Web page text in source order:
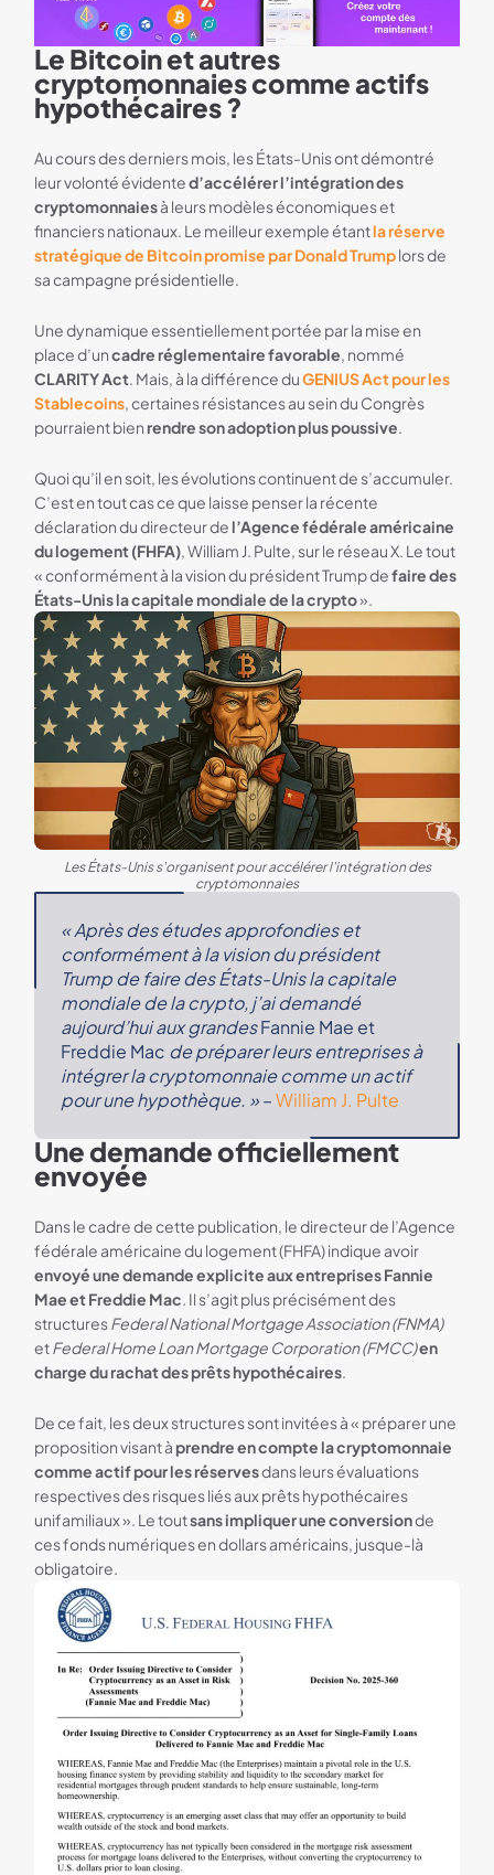
Bannière Feel Mining
Le Bitcoin et autres
cryptomonnaies comme actifs
hypothécaires ?
Au cours des derniers mois, les États-Unis ont démontré
leur volonté évidented’accélérer l’intégration des
cryptomonnaiesà leurs modèles économiques et
financiers nationaux. Le meilleur exemple étantla réserve
stratégique de Bitcoin promise par Donald Trumplors de
sa campagne présidentielle.
Une dynamique essentiellement portée par la mise en
place d’uncadre réglementaire favorable , nommé
CLARITY Act . Mais, à la différence duGENIUS Act pour les
Stablecoins , certaines résistances au sein du Congrès
pourraient bien rendre son adoption plus poussive
Quoi qu’il en soit, les évolutions continuent de s’accumuler.
C’est en tout cas ce que laisse penser la récente
déclaration du directeur de l’Agence fédérale américaine
du logement (FHFA) , William J. Pulte, sur le réseau X. Le tout
« conformément à la vision du président Trump defaire des
États-Unis la capitale mondiale de la crypto».
Les États-Unis s'organisent pour accélérer l'intégration des
cryptomonnaies
« Après des études approfondies et
conformément à la vision du président
Trump de faire des États-Unis la capitale
mondiale de la crypto, j’ai demandé
aujourd’hui aux grandesFannie Mae et
Freddie Mac de préparer leurs entreprises à
intégrer la cryptomonnaie comme un actif
pour une hypothèque. »–William J. Pulte
Une demande officiellement
envoyée
Dans le cadre de cette publication, le directeur de l’Agence
fédérale américaine du logement (FHFA) indique avoir
envoyé une demande explicite aux entreprises Fannie
Mae et Freddie Mac. Il s’agit plus précisément des
structuresFederal National Mortgage Association (FNMA)
etFederal Home Loan Mortgage Corporation (FMCC)en
charge du rachat des prêts hypothécaires.
De ce fait, les deux structures sont invitées à « préparer une
proposition visant à prendre en compte la cryptomonnaie
comme actif pour les réservesdans leurs évaluations
respectives des risques liés aux prêts hypothécaires
unifamiliaux ». Le toutsans impliquer une conversionde
ces fonds numériques en dollars américains, jusque-là
obligatoire.